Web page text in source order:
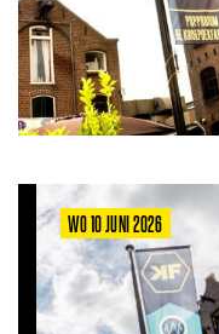
WO 10 JUNI 2026